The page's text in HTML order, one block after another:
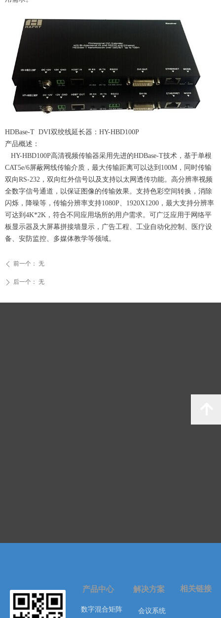
HDBase-T DVI双绞线延长器：HY-HBD100P
产品概述：
HY-HBD100P高清视频传输器采用先进的HDBase-T技术，基于单根
CAT5e/6屏蔽网线传输介质，最大传输距离可以达到100M，同时传输
双向RS-232，双向红外信号以及支持以太网透传功能。高分辨率视频
全数字信号通道，以保证图像的传输效果。支持色彩空间转换，消除
闪烁，降噪等，传输分辨率支持1080P、1920X1200，最大支持分辨率
可达到4K*2K，符合不同应用场所的用户需求。可广泛应用于网络平
板显示器及大屏幕拼接墙显示，广告工程、工业自动化控制、医疗设
备、安防监控、多媒体教学等领域。
ꄴ 前一个： 无
ꄲ 后一个： 无
产品中心
数字混合矩阵 会议系统
解决方案 相关链接